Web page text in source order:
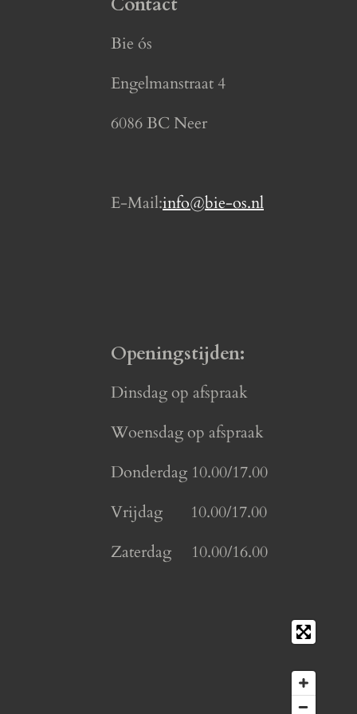
c
e
b
o
k
g
a
Bie ós
Engelmanstraat 4
6086 BC Neer
E-Mail:info@bie-os.nl
Openingstijden:
Dinsdag op afspraak
Woensdag op afspraak
Donderdag 10.00/17.00
Vrijdag 10.00/17.00
Zaterdag 10.00/16.00